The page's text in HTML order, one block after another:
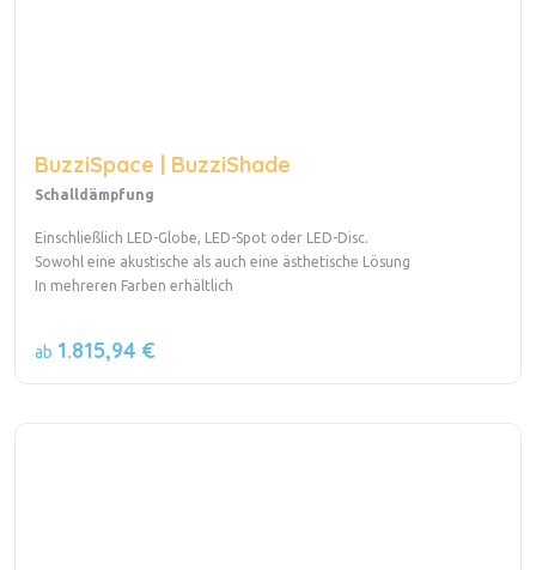
BuzziSpace | BuzziShade
Schalldämpfung
Einschließlich LED-Globe, LED-Spot oder LED-Disc.
Sowohl eine akustische als auch eine ästhetische Lösung
In mehreren Farben erhältlich
ab 1.815,94 €